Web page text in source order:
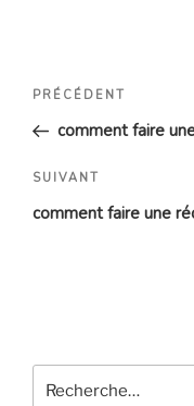
Navigation
l’article
Article
précédent
PRÉCÉDENT
comment faire
Article
suivant
SUIVANT
comment faire une